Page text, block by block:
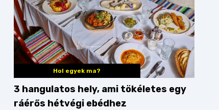
Hol egyek ma?
3 hangulatos hely, ami tökéletes egy
ráérős hétvégi ebédhez